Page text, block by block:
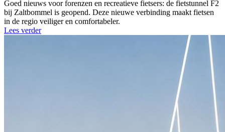
Goed nieuws voor forenzen en recreatieve fietsers: de fietstunnel F2
bij Zaltbommel is geopend. Deze nieuwe verbinding maakt fietsen
in de regio veiliger en comfortabeler.
Lees verder